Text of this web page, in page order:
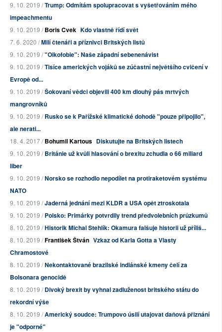
9. 10. 2019 /Trump: Odmítám spolupracovat s vyšetřováním mého
impeachmentu
9. 10. 2019 /Boris Cvek Kdo vlastně řídí svět
7. 6. 2020 /Milí čtenáři a příznivci Britských listů
9. 10. 2019 /"Oikofobie": Naše západní sebenenávist
9. 10. 2019 /Tisíce amerických vojáků se zúčastní největšího cvičení v
Evropě od...
9. 10. 2019 /Šokovaní vědci objevili 400 km dlouhý pás mrtvých
mangrovníků
9. 10. 2019 /Rusko se k Pařížské klimatické dohodě "pouze připojilo",
ale nerati...
18. 4. 2017 /Bohumil Kartous Diskutujte na Britských listech
9. 10. 2019 /Británie už kvůli hlasování o brexitu zchudla o 66 miliard
liber
9. 10. 2019 /Norsko se rozhodlo nepodílet na protiraketovém systému
NATO
9. 10. 2019 /Jaderná jednání mezi KLDR a USA opět ztroskotala
9. 10. 2019 /Polsko: Primárky potvrdily trend předvolebních průzkumů
8. 10. 2019 /Historik Michal Stehlík: Okamura falšuje historii už příliš...
8. 10. 2019 /František Štván Vzkaz od Karla Gotta a Vlasty
Chramostové
8. 10. 2019 /Nekontaktované brazilské indiánské kmeny čelí za
Bolsonara genocidě
8. 10. 2019 /Divoký brexit by vyhnal zadluženost britského státu do
rekordní výše
8. 10. 2019 /Americký soudce: Trumpovo úsilí utajovat daňová přiznání
je "odporné"